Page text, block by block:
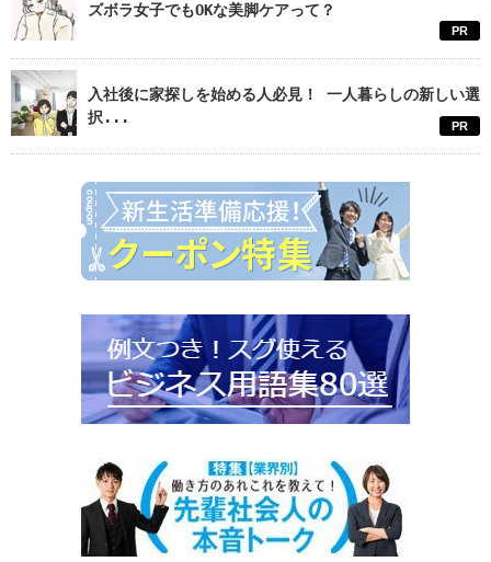
ズボラ女子でもOKな美脚ケアって？
PR
入社後に家探しを始める人必見！ 一人暮らしの新しい選
択...
PR